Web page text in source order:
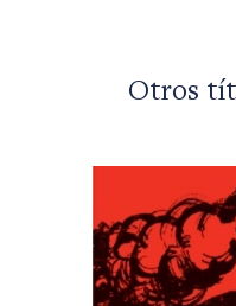
Otros